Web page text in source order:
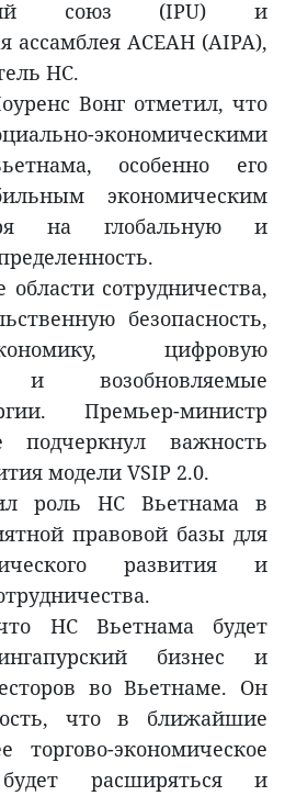
союз (IPU) и
ассамблея АСЕАН (AIPA),
НС.
Вонг отметил, что
экономическими
особенно его
экономическим
на глобальную и
сотрудничества,
безопасность,
цифровую
и возобновляемые
Премьер-министр
подчеркнул важность
модели VSIP 2.0.
роль НС Вьетнама в
правовой базы для
развития и
НС Вьетнама будет
бизнес и
во Вьетнаме. Он
что в ближайшие
торгово-экономическое
будет расширяться и